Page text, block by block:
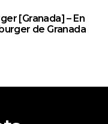
[Granada] – En
de Granada